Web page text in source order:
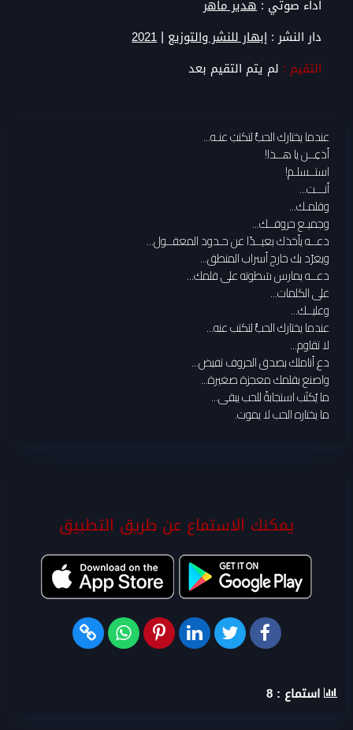
أداء صوتي :هدير ماهر
دار النشر : إبهار للنشر والتوزيع |
2021
التقيم : لم يتم التقيم بعد
عندما يختارك الحبُّ لتكتبَ عنـه...
أذعِــن يا هــذا!
استــسلـم!
أنـــت...
وقلمـك...
وجميـع حروفــك...
دعــه يأخذك بعيــدًا عن حـدود المعقــول...
ويغرّد بك خارج أسراب المنطق...
دعــه يمارس سَطوته على قلمك...
على الكلمات...
وعليــك...
عندما يختارك الحبُّ لتكتب عنه...
لا تقاوم...
دع أناملك بصدق الحروف تفيض...
واصنع بقلمك معجزة صغيرة...
ما يُكتَب استجابةً للحب يبقى...
ما يختاره الحب لا يموت.
يمكنك الاستماع عن طريق التطبيق
استماع : 8